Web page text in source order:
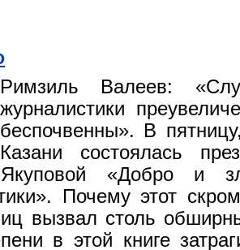
Римзиль Валеев:
журналистики
беспочвенны». В
Казани состоялась
«Добро и
Почему этот
вызвал столь
в этой книге